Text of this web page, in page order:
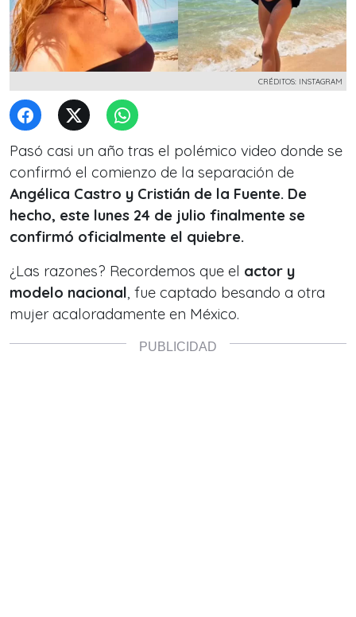
CRÉDITOS: INSTAGRAM
Pasó casi un año tras el polémico video donde se
confirmó el comienzo de la separación de
Angélica Castro y Cristián de la Fuente. De
hecho, este lunes 24 de julio finalmente se
confirmó oficialmente el quiebre.
¿Las razones? Recordemos que el actor y
modelo nacional, fue captado besando a otra
mujer acaloradamente en México.